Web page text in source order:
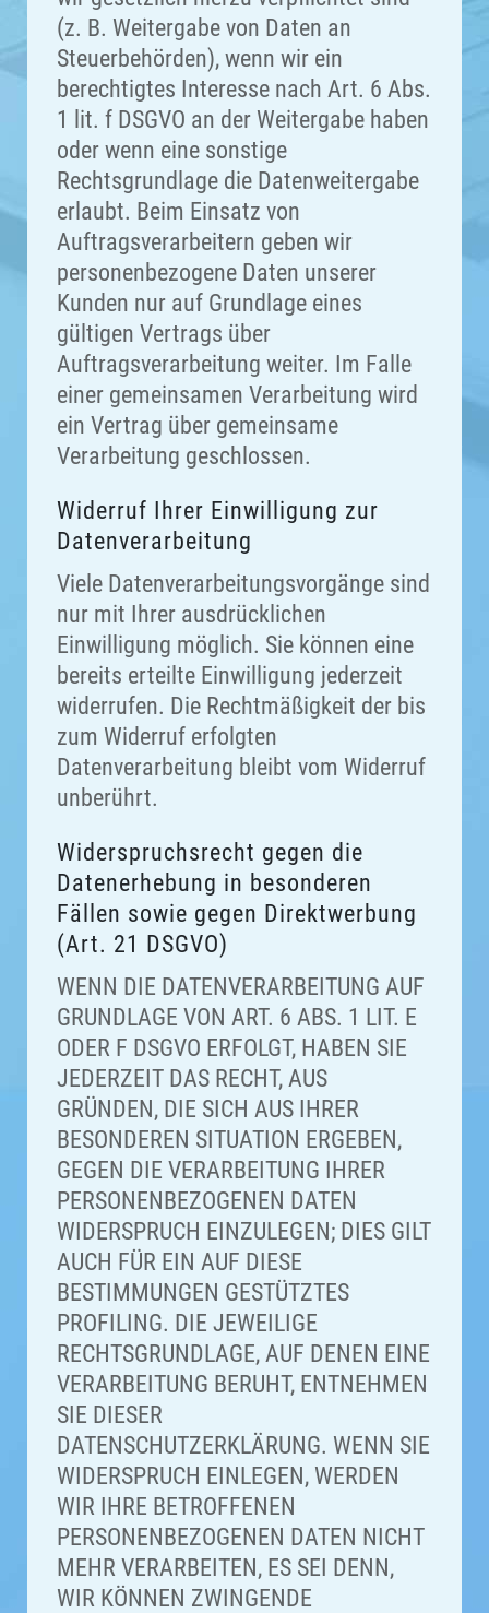
(z. B. Weitergabe von Daten an
Steuerbehörden), wenn wir ein
berechtigtes Interesse nach Art. 6 Abs.
1 lit. f DSGVO an der Weitergabe haben
oder wenn eine sonstige
Rechtsgrundlage die Datenweitergabe
erlaubt. Beim Einsatz von
Auftragsverarbeitern geben wir
personenbezogene Daten unserer
Kunden nur auf Grundlage eines
gültigen Vertrags über
Auftragsverarbeitung weiter. Im Falle
einer gemeinsamen Verarbeitung wird
ein Vertrag über gemeinsame
Verarbeitung geschlossen.
Widerruf Ihrer Einwilligung zur
Datenverarbeitung
Viele Datenverarbeitungsvorgänge sind
nur mit Ihrer ausdrücklichen
Einwilligung möglich. Sie können eine
bereits erteilte Einwilligung jederzeit
widerrufen. Die Rechtmäßigkeit der bis
zum Widerruf erfolgten
Datenverarbeitung bleibt vom Widerruf
unberührt.
Widerspruchsrecht gegen die
Datenerhebung in besonderen
Fällen sowie gegen Direktwerbung
(Art. 21 DSGVO)
WENN DIE DATENVERARBEITUNG AUF
GRUNDLAGE VON ART. 6 ABS. 1 LIT. E
ODER F DSGVO ERFOLGT, HABEN SIE
JEDERZEIT DAS RECHT, AUS
GRÜNDEN, DIE SICH AUS IHRER
BESONDEREN SITUATION ERGEBEN,
GEGEN DIE VERARBEITUNG IHRER
PERSONENBEZOGENEN DATEN
WIDERSPRUCH EINZULEGEN; DIES GILT
AUCH FÜR EIN AUF DIESE
BESTIMMUNGEN GESTÜTZTES
PROFILING. DIE JEWEILIGE
RECHTSGRUNDLAGE, AUF DENEN EINE
VERARBEITUNG BERUHT, ENTNEHMEN
SIE DIESER
DATENSCHUTZERKLÄRUNG. WENN SIE
WIDERSPRUCH EINLEGEN, WERDEN
WIR IHRE BETROFFENEN
PERSONENBEZOGENEN DATEN NICHT
MEHR VERARBEITEN, ES SEI DENN,
WIR KÖNNEN ZWINGENDE